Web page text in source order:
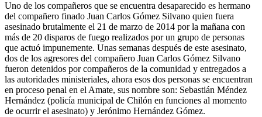
Uno de los compañeros que se encuentra desaparecido es hermano
del compañero finado Juan Carlos Gómez Silvano quien fuera
asesinado brutalmente el 21 de marzo de 2014 por la mañana con
más de 20 disparos de fuego realizados por un grupo de personas
que actuó impunemente. Unas semanas después de este asesinato,
dos de los agresores del compañero Juan Carlos Gómez Silvano
fueron detenidos por compañeros de la comunidad y entregados a
las autoridades ministeriales, ahora esos dos personas se encuentran
en proceso penal en el Amate, sus nombre son: Sebastián Méndez
Hernández (policía municipal de Chilón en funciones al momento
de ocurrir el asesinato) y Jerónimo Hernández Gómez.